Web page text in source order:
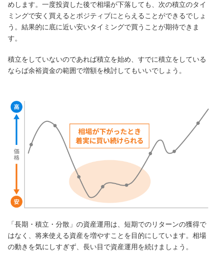
めします。一度投資した後で相場が下落しても、次の積立のタイ
ミングで安く買えるとポジティブにとらえることができるでしょ
う。結果的に底に近い安いタイミングで買うことが期待できま
す。
積立をしていないのであれば積立を始め、すでに積立をしている
ならば余裕資金の範囲で増額を検討してもいいでしょう。
「長期・積立・分散」の資産運用は、短期でのリターンの獲得で
はなく、将来使える資産を増やすことを目的にしています。相場
の動きを気にしすぎず、長い目で資産運用を続けましょう。